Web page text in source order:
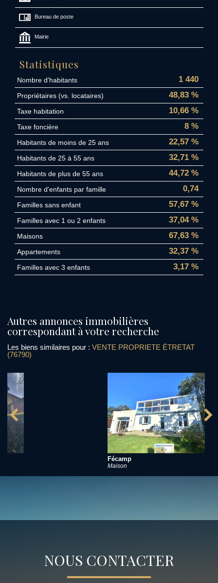
Bureau de poste
Mairie
Statistiques
Nombre d'habitants 1 440
Propriétaires (vs. locataires) 48,83 %
Taxe habitation 10,66 %
Taxe foncière 8 %
Habitants de moins de 25 ans 22,57 %
Habitants de 25 à 55 ans 32,71 %
Habitants de plus de 55 ans 44,72 %
Nombre d'enfants par famille 0,74
Familles sans enfant 57,67 %
Familles avec 1 ou 2 enfants 37,04 %
Maisons 67,63 %
Appartements 32,37 %
Familles avec 3 enfants 3,17 %
autres annonces immobilières
correspondant à votre recherche
Les biens similaires pour : VENTE PROPRIETE ÉTRETAT
(76790)
NOUS CONTACTER